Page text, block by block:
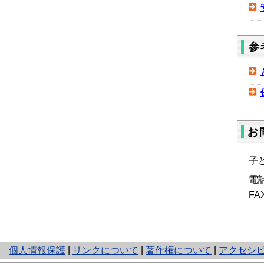
参
お
子
個人情報保護
と
り
リンクについて 著作権について アクセシ